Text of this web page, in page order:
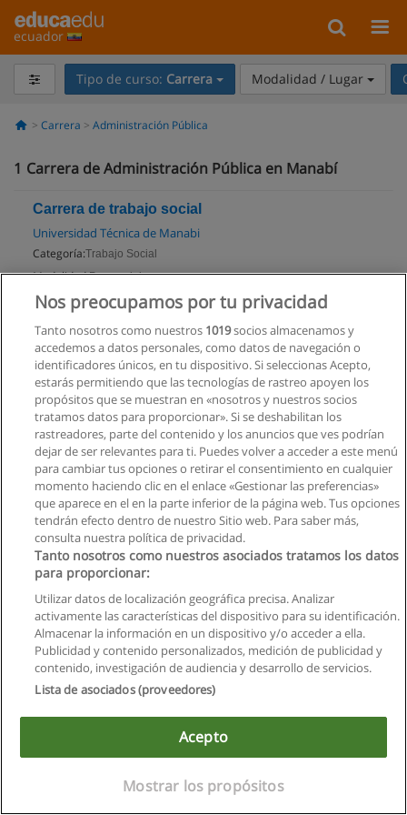
ecuador
Tipo de curso: Carrera Modalidad / Lugar
Carrera Administración Pública
1 Carrera de Administración Pública en Manabí
Carrera de trabajo social
Universidad Técnica de Manabi
Categoría:Trabajo Social
Modalidad:Presencial
Impartido en:
Portoviejo
Solicita información
Reglas de uso
Privacidad de datos
Contactar con Educaedu
Copyright © Educaedu Business S.L. - CIF : B-95610580: -
www.educaedu.com.ec
Nos preocupamos por tu privacidad
Tanto nosotros como nuestros 1019socios almacenamos y
accedemos a datos personales, como datos de navegación o
identificadores únicos, en tu dispositivo. Si seleccionas Acepto,
estarás permitiendo que las tecnologías de rastreo apoyen los
propósitos que se muestran en «nosotros y nuestros socios
tratamos datos para proporcionar». Si se deshabilitan los
rastreadores, parte del contenido y los anuncios que ves podrían
dejar de ser relevantes para ti. Puedes volver a acceder a este menú
para cambiar tus opciones o retirar el consentimiento en cualquier
momento haciendo clic en el enlace «Gestionar las preferencias»
que aparece en el en la parte inferior de la página web. Tus opciones
tendrán efecto dentro de nuestro Sitio web. Para saber más,
consulta nuestra política de privacidad.
Tanto nosotros como nuestros asociados tratamos los datos
para proporcionar:
Utilizar datos de localización geográfica precisa. Analizar
activamente las características del dispositivo para su identificación.
Almacenar la información en un dispositivo y/o acceder a ella.
Publicidad y contenido personalizados, medición de publicidad y
contenido, investigación de audiencia y desarrollo de servicios.
Lista de asociados (proveedores)
Acepto
Mostrar los propósitos